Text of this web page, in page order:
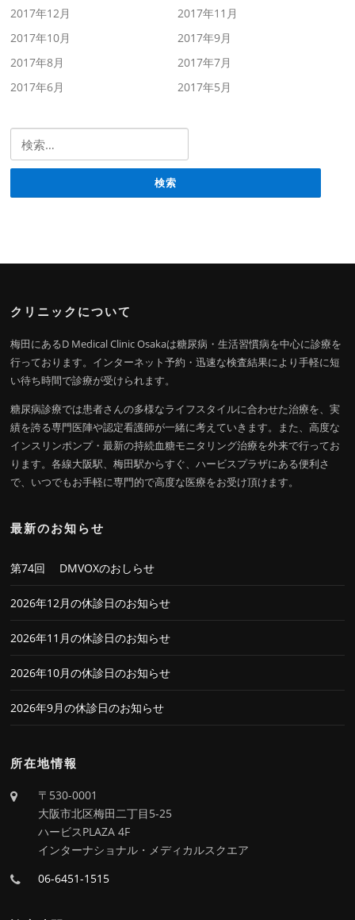
2017年12月
2017年11月
2017年10月
2017年9月
2017年8月
2017年7月
2017年6月
2017年5月
検索:
クリニックについて
梅田にあるD Medical Clinic Osakaは糖尿病・生活習慣病を中心に診療を
行っております。インターネット予約・迅速な検査結果により手軽に短
い待ち時間で診療が受けられます。
糖尿病診療では患者さんの多様なライフスタイルに合わせた治療を、実
績を誇る専門医陣や認定看護師が一緒に考えていきます。また、高度な
インスリンポンプ・最新の持続血糖モニタリング治療を外来で行ってお
ります。各線大阪駅、梅田駅からすぐ、ハービスプラザにある便利さ
で、いつでもお手軽に専門的で高度な医療をお受け頂けます。
最新のお知らせ
第74回 DMVOXのおしらせ
2026年12月の休診日のお知らせ
2026年11月の休診日のお知らせ
2026年10月の休診日のお知らせ
2026年9月の休診日のお知らせ
所在地情報
〒530-0001
大阪市北区梅田二丁目5-25
ハービスPLAZA 4F
インターナショナル・メディカルスクエア
06-6451-1515